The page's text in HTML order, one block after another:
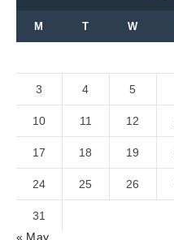
M T W
3 4 5
10 11 12
17 18 19
24 25 26
31
« May